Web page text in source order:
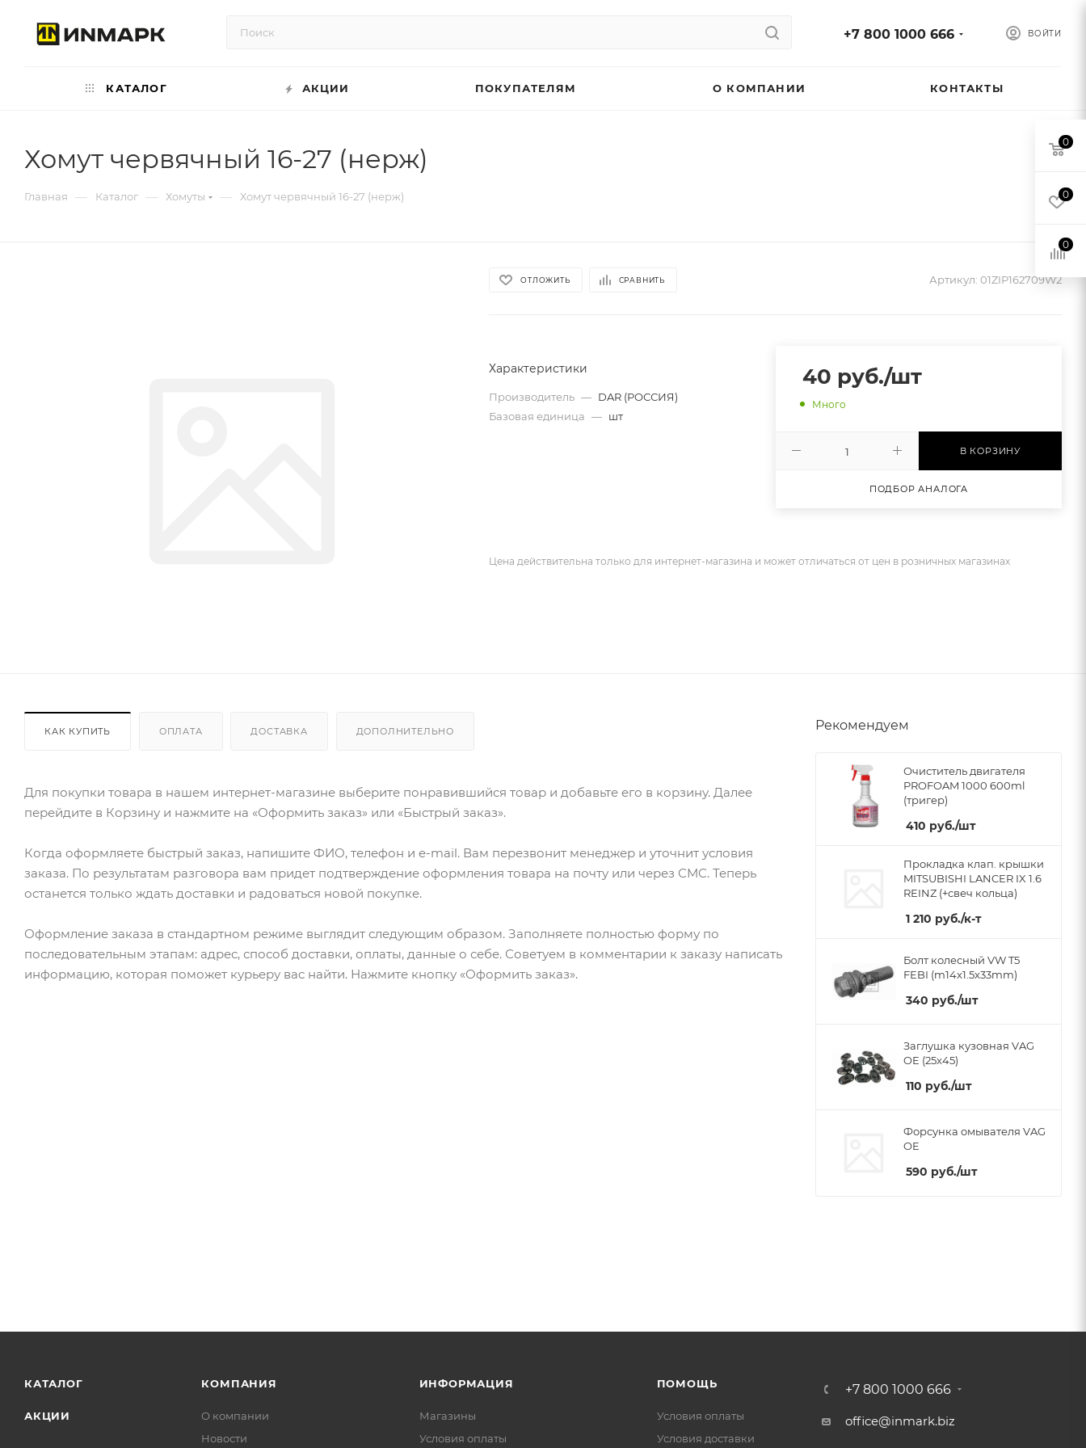
ВОЙТИ
+7 800 1000 666
КАТАЛОГ АКЦИИ ПОКУПАТЕЛЯМ О КОМПАНИИ КОНТАКТЫ
Хомут червячный 16-27 (нерж)
Главная — Каталог — Хомуты — Хомут червячный 16-27 (нерж)
ОТЛОЖИТЬ СРАВНИТЬ Артикул: 01ZIP162709W2
Характеристики
Производитель — DAR (РОССИЯ)
Базовая единица — шт
40 руб./шт
Много
В КОРЗИНУ
ПОДБОР АНАЛОГА
Цена действительна только для интернет-магазина и может отличаться от цен в розничных магазинах
КАК КУПИТЬ ОПЛАТА ДОСТАВКА ДОПОЛНИТЕЛЬНО
Для покупки товара в нашем интернет-магазине выберите понравившийся товар и добавьте его в корзину. Далее
перейдите в Корзину и нажмите на «Оформить заказ» или «Быстрый заказ».
Когда оформляете быстрый заказ, напишите ФИО, телефон и e-mail. Вам перезвонит менеджер и уточнит условия
заказа. По результатам разговора вам придет подтверждение оформления товара на почту или через СМС. Теперь
останется только ждать доставки и радоваться новой покупке.
Оформление заказа в стандартном режиме выглядит следующим образом. Заполняете полностью форму по
последовательным этапам: адрес, способ доставки, оплаты, данные о себе. Советуем в комментарии к заказу написать
информацию, которая поможет курьеру вас найти. Нажмите кнопку «Оформить заказ».
Рекомендуем
Очиститель двигателя
PROFOAM 1000 600ml
(тригер)
410 руб./шт
Прокладка клап. крышки
MITSUBISHI LANCER IX 1.6
REINZ (+свеч кольца)
1 210 руб./к-т
Болт колесный VW T5
FEBI (m14x1.5x33mm)
340 руб./шт
Заглушка кузовная VAG
OE (25x45)
110 руб./шт
Форсунка омывателя VAG
OE
590 руб./шт
КАТАЛОГ
АКЦИИ
КОМПАНИЯ
О компании
Новости
ИНФОРМАЦИЯ
Магазины
Условия оплаты
ПОМОЩЬ
Условия оплаты
Условия доставки
+7 800 1000 666
office@inmark.biz
0
0
0